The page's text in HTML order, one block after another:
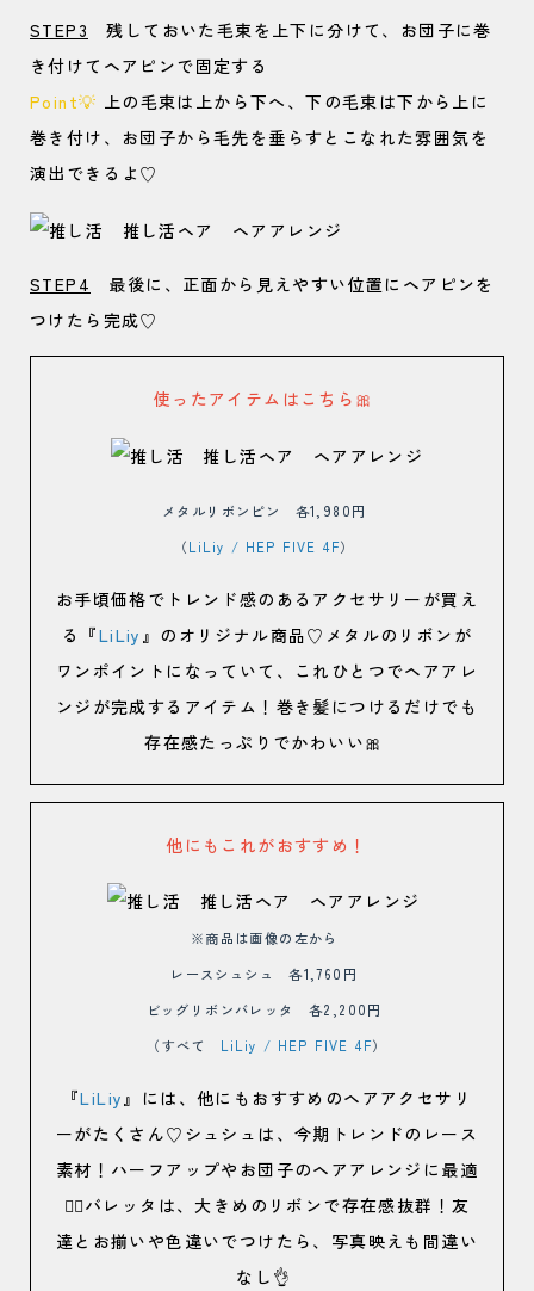
STEP3 残しておいた毛束を上下に分けて、お団子に巻
き付けてヘアピンで固定する
Point💡 上の毛束は上から下へ、下の毛束は下から上に
巻き付け、お団子から毛先を垂らすとこなれた雰囲気を
演出できるよ♡
STEP4 最後に、正面から見えやすい位置にヘアピンを
つけたら完成♡
使ったアイテムはこちら🎀
メタルリボンピン 各1,980円
（LiLiy / HEP FIVE 4F）
お手頃価格でトレンド感のあるアクセサリーが買え
る『LiLiy 』のオリジナル商品♡メタルのリボンが
ワンポイントになっていて、これひとつでヘアアレ
ンジが完成するアイテム！巻き髪につけるだけでも
存在感たっぷりでかわいい🎀
他にもこれがおすすめ！
※商品は画像の左から
レースシュシュ 各1,760円
ビッグリボンバレッタ 各2,200円
（すべて LiLiy / HEP FIVE 4F）
『LiLiy』には、他にもおすすめのヘアアクセサリ
ーがたくさん♡シュシュは、今期トレンドのレース
素材！ハーフアップやお団子のヘアアレンジに最適
🙆‍♀️バレッタは、大きめのリボンで存在感抜群！友
達とお揃いや色違いでつけたら、写真映えも間違い
なし👌